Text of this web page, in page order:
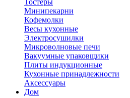
Минипекарни
Кофемолки
Весы кухонные
Электросушилки
Микроволновые печи
Вакуумные упаковщики
Плиты индукционные
Кухонные принадлежности
Аксессуары
Дом